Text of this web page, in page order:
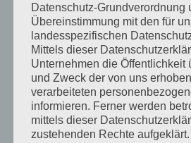
Coaching Seminar 2026
Digitale
erfolgreiche Führung
FCG Akademie
Führung mit Empathie
Führungskräfte
Führungskräfte-
Führungskräfte Coaching
Homeoffice
konstruktive
Datenschutz-Grundverordnung
Übereinstimmung mit den für
landesspezifischen
Mittels dieser
Unternehmen die Öffentlichkeit
und Zweck der von uns
verarbeiteten
informieren. Ferner werden
mittels dieser
zustehenden Rechte aufgeklärt.